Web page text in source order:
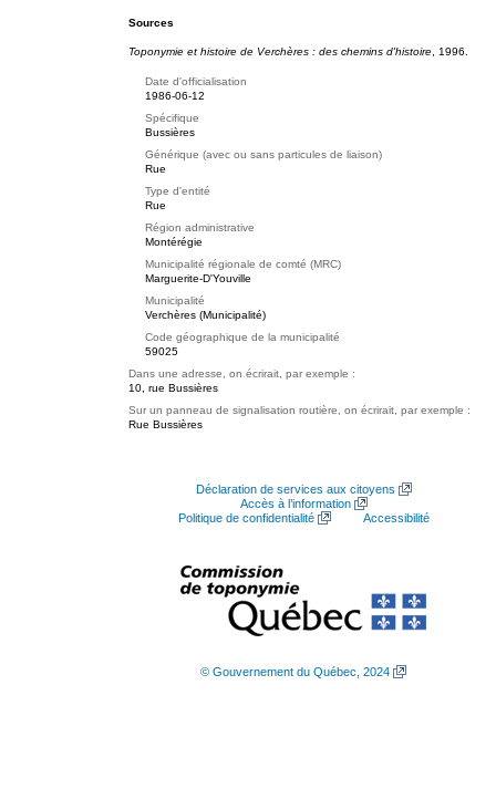
Sources
Toponymie et histoire de Verchères : des chemins d'histoire , 1996.
Date d'officialisation
1986-06-12
Spécifique
Bussières
Générique (avec ou sans particules de liaison)
Rue
Type d'entité
Rue
Région administrative
Montérégie
Municipalité régionale de comté (MRC)
Marguerite-D'Youville
Municipalité
Verchères (Municipalité)
Code géographique de la municipalité
59025
Dans une adresse, on écrirait, par exemple :
10, rue Bussières
Sur un panneau de signalisation routière, on écrirait, par exemple :
Rue Bussières
Déclaration de services aux citoyens
Accès à l’information
Politique de confidentialité
Accessibilité
© Gouvernement du Québec, 2024